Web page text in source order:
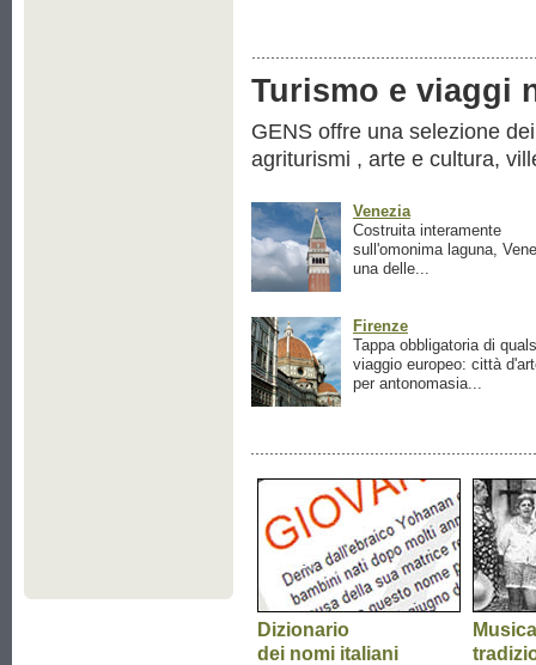
Turismo e viaggi
GENS offre una selezione
agriturismi , arte e cultura,
Venezia
Costruita interamente
sull'omonima laguna,
una delle...
Firenze
Tappa obbligatoria di
viaggio europeo: città
per antonomasia...
Dizionario
dei nomi italiani
Musica